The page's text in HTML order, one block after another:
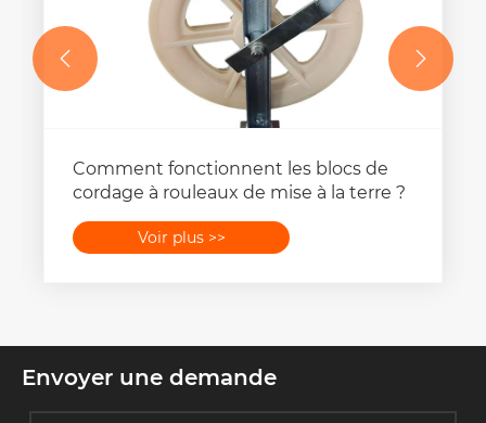
Comment fonctionnent les blocs de
cordage à rouleaux de mise à la terre ?
Voir plus >>
 
Envoyer une demande